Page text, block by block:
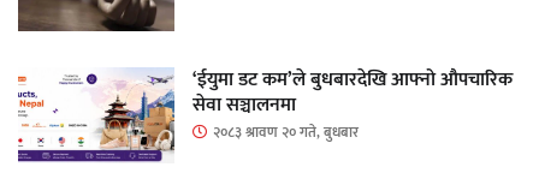
‘ईयुमा डट कम’ले बुधबारदेखि आफ्नो औपचारिक
सेवा सञ्चालनमा
२०८३ श्रावण २० गते, बुधबार